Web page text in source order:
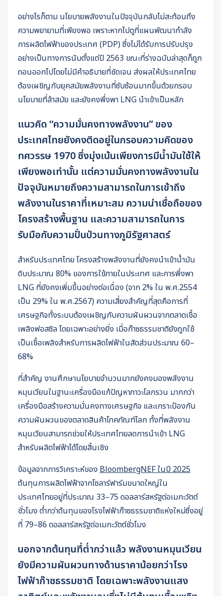
อย่างไรก็ตาม นโยบายพลังงานในปัจจุบันกลับไม่สะท้อนถึง
ความพยายามที่เพียงพอ เพราะหากไปดูที่แผนพัฒนากำลัง
การผลิตไฟฟ้าของประเทศ (PDP) ซึ่งไม่ได้รับการปรับปรุง
อย่างเป็นทางการนับตั้งแต่ปี 2563 ขณะที่ร่างฉบับล่าสุดก็ถูก
ถอนออกไปโดยไม่มีคำอธิบายที่ชัดเจน ส่งผลให้ประเทศไทย
ต้องเผชิญกับยุคสมัยพลังงานที่ซับซ้อนมากขึ้นด้วยกรอบ
นโยบายที่ล้าสมัย และยังคงพึ่งพา LNG นำเข้าเป็นหลัก
แนวคิด “ความมั่นคงทางพลังงาน” ของ
ประเทศไทยยังคงติดอยู่ในกรอบความคิดของ
ทศวรรษ 1970 ซึ่งมุ่งเน้นเพียงการมีน้ำมันใช้ให้
เพียงพอเท่านั้น แต่ความมั่นคงทางพลังงานใน
ปัจจุบันหมายถึงความสามารถในการเข้าถึง
พลังงานในราคาที่เหมาะสม ความน่าเชื่อถือของ
โครงสร้างพื้นฐาน และความสามารถในการ
รับมือกับความปั่นป่วนทางภูมิรัฐศาสตร์
สำหรับประเทศไทย โครงสร้างพลังงานที่ยังคงนำเข้าน้ำมัน
ดิบประมาณ 80% ของการใช้ภายในประเทศ และการพึ่งพา
LNG ที่ยังคงเพิ่มขึ้นอย่างต่อเนื่อง (จาก 2% ใน พ.ศ.2554
เป็น 29% ใน พ.ศ.2567) ความเสี่ยงสำคัญที่สุดคือการที่
เศรษฐกิจทั้งระบบต้องเผชิญกับความผันผวนจากตลาดเชื้อ
เพลิงฟอสซิล โดยเฉพาะอย่างยิ่ง เมื่อก๊าซธรรมชาติยังถูกใช้
เป็นเชื้อเพลิงสำหรับการผลิตไฟฟ้าในสัดส่วนประมาณ 60–
68%
ที่สำคัญ งานศึกษานโยบายจำนวนมากยังคงมองพลังงาน
หมุนเวียนในฐานะเครื่องมือแก้ปัญหาภาวะโลกรวน มากกว่า
เครื่องมือสร้างความมั่นคงทางเศรษฐกิจ และเกราะป้องกัน
ความผันผวนของตลาดสินค้าโภคภัณฑ์โลก ทั้งที่พลังงาน
หมุนเวียนสามารถช่วยให้ประเทศไทยลดการนำเข้า LNG
สำหรับผลิตไฟฟ้าได้โดยสิ้นเชิง
ข้อมูลจากการวิเคราะห์ของ BloombergNEF ในปี 2025
ต้นทุนการผลิตไฟฟ้าจากโซลาร์ฟาร์มขนาดใหญ่ใน
ประเทศไทยอยู่ที่ประมาณ 33–75 ดอลลาร์สหรัฐต่อเมกะวัตต์
ชั่วโมง ต่ำกว่าต้นทุนของโรงไฟฟ้าก๊าซธรรมชาติแห่งใหม่ซึ่งอยู่
ที่ 79–86 ดอลลาร์สหรัฐต่อเมกะวัตต์ชั่วโมง
นอกจากต้นทุนที่ต่ำกว่าแล้ว พลังงานหมุนเวียน
ยังมีความผันผวนทางด้านราคาน้อยกว่าโรง
ไฟฟ้าก๊าซธรรมชาติ โดยเฉพาะพลังงานแสง